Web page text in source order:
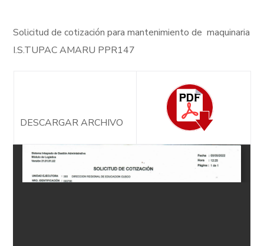
Solicitud de cotización para mantenimiento de maquinaria
I.S.TUPAC AMARU PPR147
DESCARGAR ARCHIVO